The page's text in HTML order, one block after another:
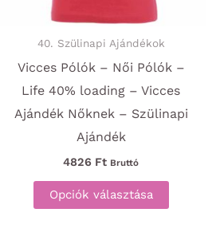
40. Szülinapi Ajándékok
Vicces Pólók – Női Pólók –
Life 40% loading – Vicces
Ajándék Nőknek – Szülinapi
Ajándék
4826 Ft Bruttó
Opciók választása
Ennek
a